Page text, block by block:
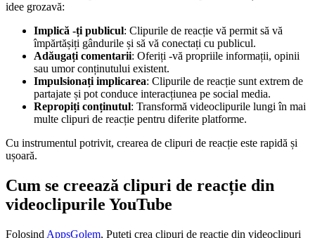
idee grozavă:
Implică -ți publicul: Clipurile de reacție vă permit să vă
împărtășiți gândurile și să vă conectați cu publicul.
Adăugați comentarii: Oferiți -vă propriile informații, opinii
sau umor conținutului existent.
Impulsionați implicarea: Clipurile de reacție sunt extrem de
partajate și pot conduce interacțiunea pe social media.
Repropiți conținutul: Transformă videoclipurile lungi în mai
multe clipuri de reacție pentru diferite platforme.
Cu instrumentul potrivit, crearea de clipuri de reacție este rapidă și
ușoară.
Cum se creează clipuri de reacție din
videoclipurile YouTube
Folosind AppsGolem, Puteți crea clipuri de reacție din videoclipuri